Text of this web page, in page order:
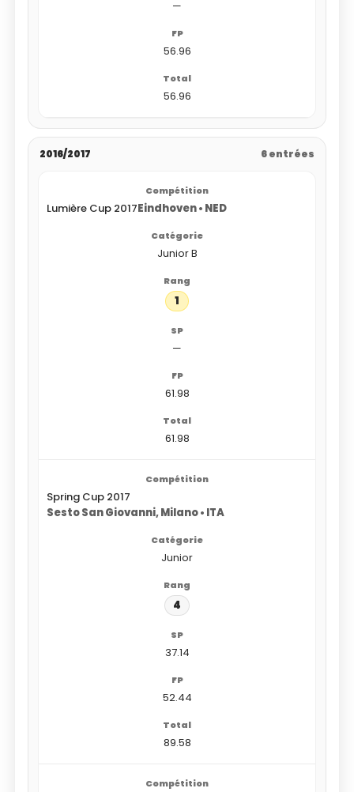
—
56.96
56.96
2016/2017 6 entrées
Lumière Cup 2017Eindhoven • NED
Junior B
1
—
61.98
61.98
Spring Cup 2017
Sesto San Giovanni, Milano • ITA
Junior
4
37.14
52.44
89.58